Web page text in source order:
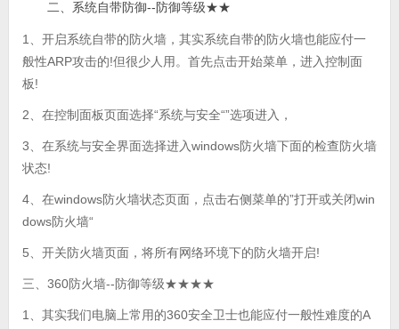
二、系统自带防御--防御等级★★
1、开启系统自带的防火墙，其实系统自带的防火墙也能应付一
般性ARP攻击的!但很少人用。首先点击开始菜单，进入控制面
板!
2、在控制面板页面选择“系统与安全“”选项进入，
3、在系统与安全界面选择进入windows防火墙下面的检查防火墙
状态!
4、在windows防火墙状态页面，点击右侧菜单的”打开或关闭win
dows防火墙“
5、开关防火墙页面，将所有网络环境下的防火墙开启!
三、360防火墙--防御等级★★★★
1、其实我们电脑上常用的360安全卫士也能应付一般性难度的A